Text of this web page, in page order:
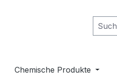
Chemische Produkte